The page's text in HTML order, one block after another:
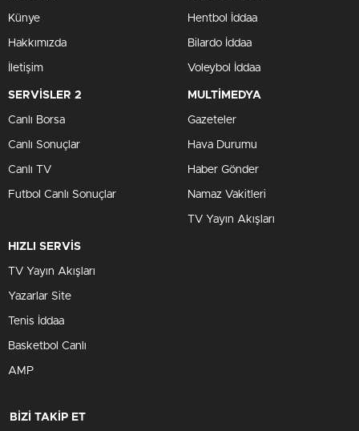
Künye
Hakkımızda
İletişim
Hentbol İddaa
Bilardo İddaa
Voleybol İddaa
SERVİSLER 2
Canlı Borsa
Canlı Sonuçlar
Canlı TV
Futbol Canlı Sonuçlar
MULTİMEDYA
Gazeteler
Hava Durumu
Haber Gönder
Namaz Vakitleri
TV Yayın Akışları
HIZLI SERVİS
TV Yayın Akışları
Yazarlar Site
Tenis İddaa
Basketbol Canlı
AMP
BİZİ TAKİP ET